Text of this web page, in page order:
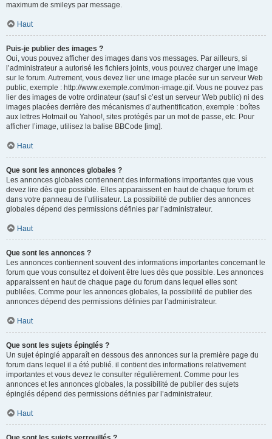
maximum de smileys par message.
Haut
Puis-je publier des images ?
Oui, vous pouvez afficher des images dans vos messages. Par ailleurs, si
l’administrateur a autorisé les fichiers joints, vous pouvez charger une image
sur le forum. Autrement, vous devez lier une image placée sur un serveur Web
public, exemple : http://www.exemple.com/mon-image.gif. Vous ne pouvez pas
lier des images de votre ordinateur (sauf si c’est un serveur Web public) ni des
images placées derrière des mécanismes d’authentification, exemple : boîtes
aux lettres Hotmail ou Yahoo!, sites protégés par un mot de passe, etc. Pour
afficher l’image, utilisez la balise BBCode [img].
Haut
Que sont les annonces globales ?
Les annonces globales contiennent des informations importantes que vous
devez lire dès que possible. Elles apparaissent en haut de chaque forum et
dans votre panneau de l’utilisateur. La possibilité de publier des annonces
globales dépend des permissions définies par l’administrateur.
Haut
Que sont les annonces ?
Les annonces contiennent souvent des informations importantes concernant le
forum que vous consultez et doivent être lues dès que possible. Les annonces
apparaissent en haut de chaque page du forum dans lequel elles sont
publiées. Comme pour les annonces globales, la possibilité de publier des
annonces dépend des permissions définies par l’administrateur.
Haut
Que sont les sujets épinglés ?
Un sujet épinglé apparaît en dessous des annonces sur la première page du
forum dans lequel il a été publié. il contient des informations relativement
importantes et vous devez le consulter régulièrement. Comme pour les
annonces et les annonces globales, la possibilité de publier des sujets
épinglés dépend des permissions définies par l’administrateur.
Haut